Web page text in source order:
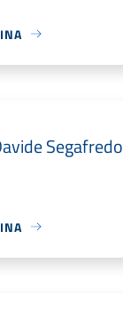
Segafredo